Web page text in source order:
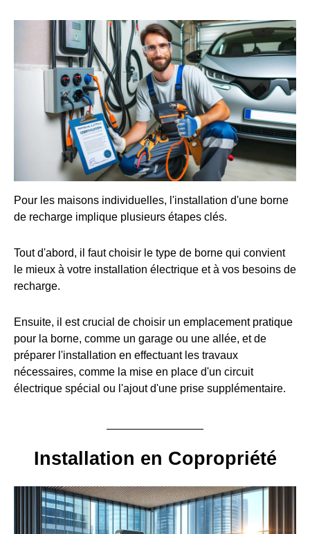
Pour les maisons individuelles, l'installation d'une borne
de recharge implique plusieurs étapes clés.
Tout d'abord, il faut choisir le type de borne qui convient
le mieux à votre installation électrique et à vos besoins de
recharge.
Ensuite, il est crucial de choisir un emplacement pratique
pour la borne, comme un garage ou une allée, et de
préparer l'installation en effectuant les travaux
nécessaires, comme la mise en place d'un circuit
électrique spécial ou l'ajout d'une prise supplémentaire.
Installation en Copropriété